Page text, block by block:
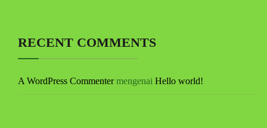
RECENT COMMENTS
A WordPress Commentermengenai Hello world!